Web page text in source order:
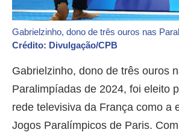
Gabrielzinho, dono de três ouros nas
Crédito: Divulgação/CPB
Gabrielzinho, dono de três ouros
Paralimpíadas de 2024, foi eleito
rede televisiva da França como a
Jogos Paralímpicos de Paris.